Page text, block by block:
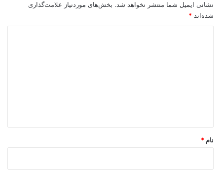
نشانی ایمیل شما منتشر نخواهد شد. بخش‌های موردنیاز علامت‌گذاری
شده‌اند *
نام *